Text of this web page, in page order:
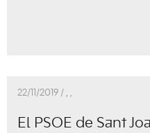
22/11/2019 / , ,
El PSOE de Sant